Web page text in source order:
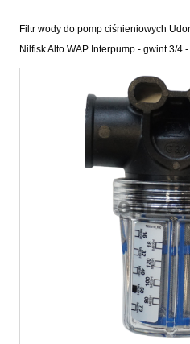
Filtr wody do pomp ciśnieniowych
Nilfisk Alto WAP Interpump - gwint 3/4